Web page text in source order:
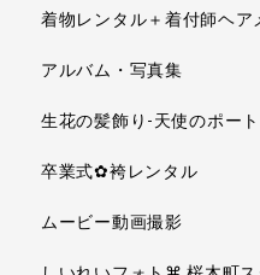
着物レンタル＋着付師ヘア
アルバム・写真集
生花の髪飾り-天使のポー
卒業式✿袴レンタル
ムービー動画撮影